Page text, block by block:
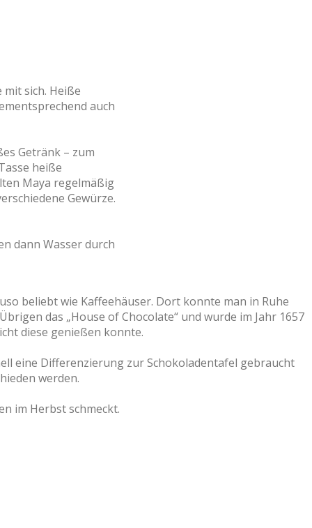
sich. Heiße
auch
Getränk – zum
heiße
Maya regelmäßig
Gewürze.
dann Wasser durch
beliebt wie Kaffeehäuser. Dort konnte man in Ruhe
das „House of Chocolate“ und wurde im Jahr 1657
diese genießen konnte.
eine Differenzierung zur Schokoladentafel gebraucht
werden.
im Herbst schmeckt.